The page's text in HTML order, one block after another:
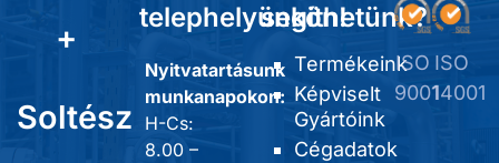
+
Soltész
telephelyünkön!
Nyitvatartásunk
munkanapokon:
H-Cs:
8.00 –
segíthetünk?
Termékeink
Képviselt
Gyártóink
Cégadatok
ISO
9001
ISO
14001